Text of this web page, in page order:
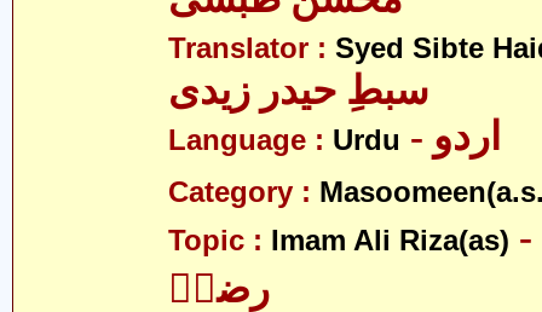
Translator : Syed Sibte
سبطِ حیدر زیدی
Language : Urdu - اردو
Category :
Topic : Imam Ali Riza(as) - امام علی
رضاؑ